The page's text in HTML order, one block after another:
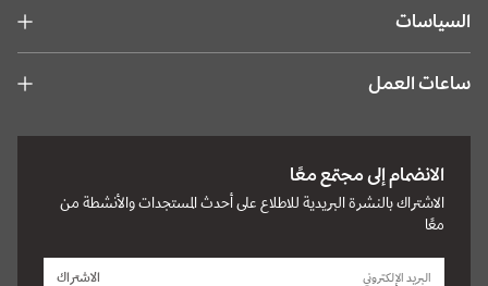
السياسات
ساعات العمل
الانضمام إلى مجتمع معًا
الاشتراك بالنشرة البريدية للاطلاع على أحدث المستجدات والأنشطة من
معًا
الاشتراك